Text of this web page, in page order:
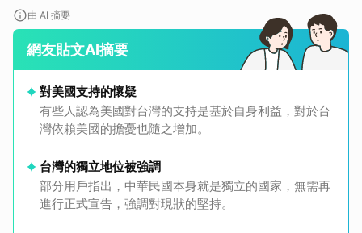
由 AI 摘要
網友貼文AI摘要
對美國支持的懷疑
有些人認為美國對台灣的支持是基於自身利益，對於台
灣依賴美國的擔憂也隨之增加。
台灣的獨立地位被強調
部分用戶指出，中華民國本身就是獨立的國家，無需再
進行正式宣告，強調對現狀的堅持。